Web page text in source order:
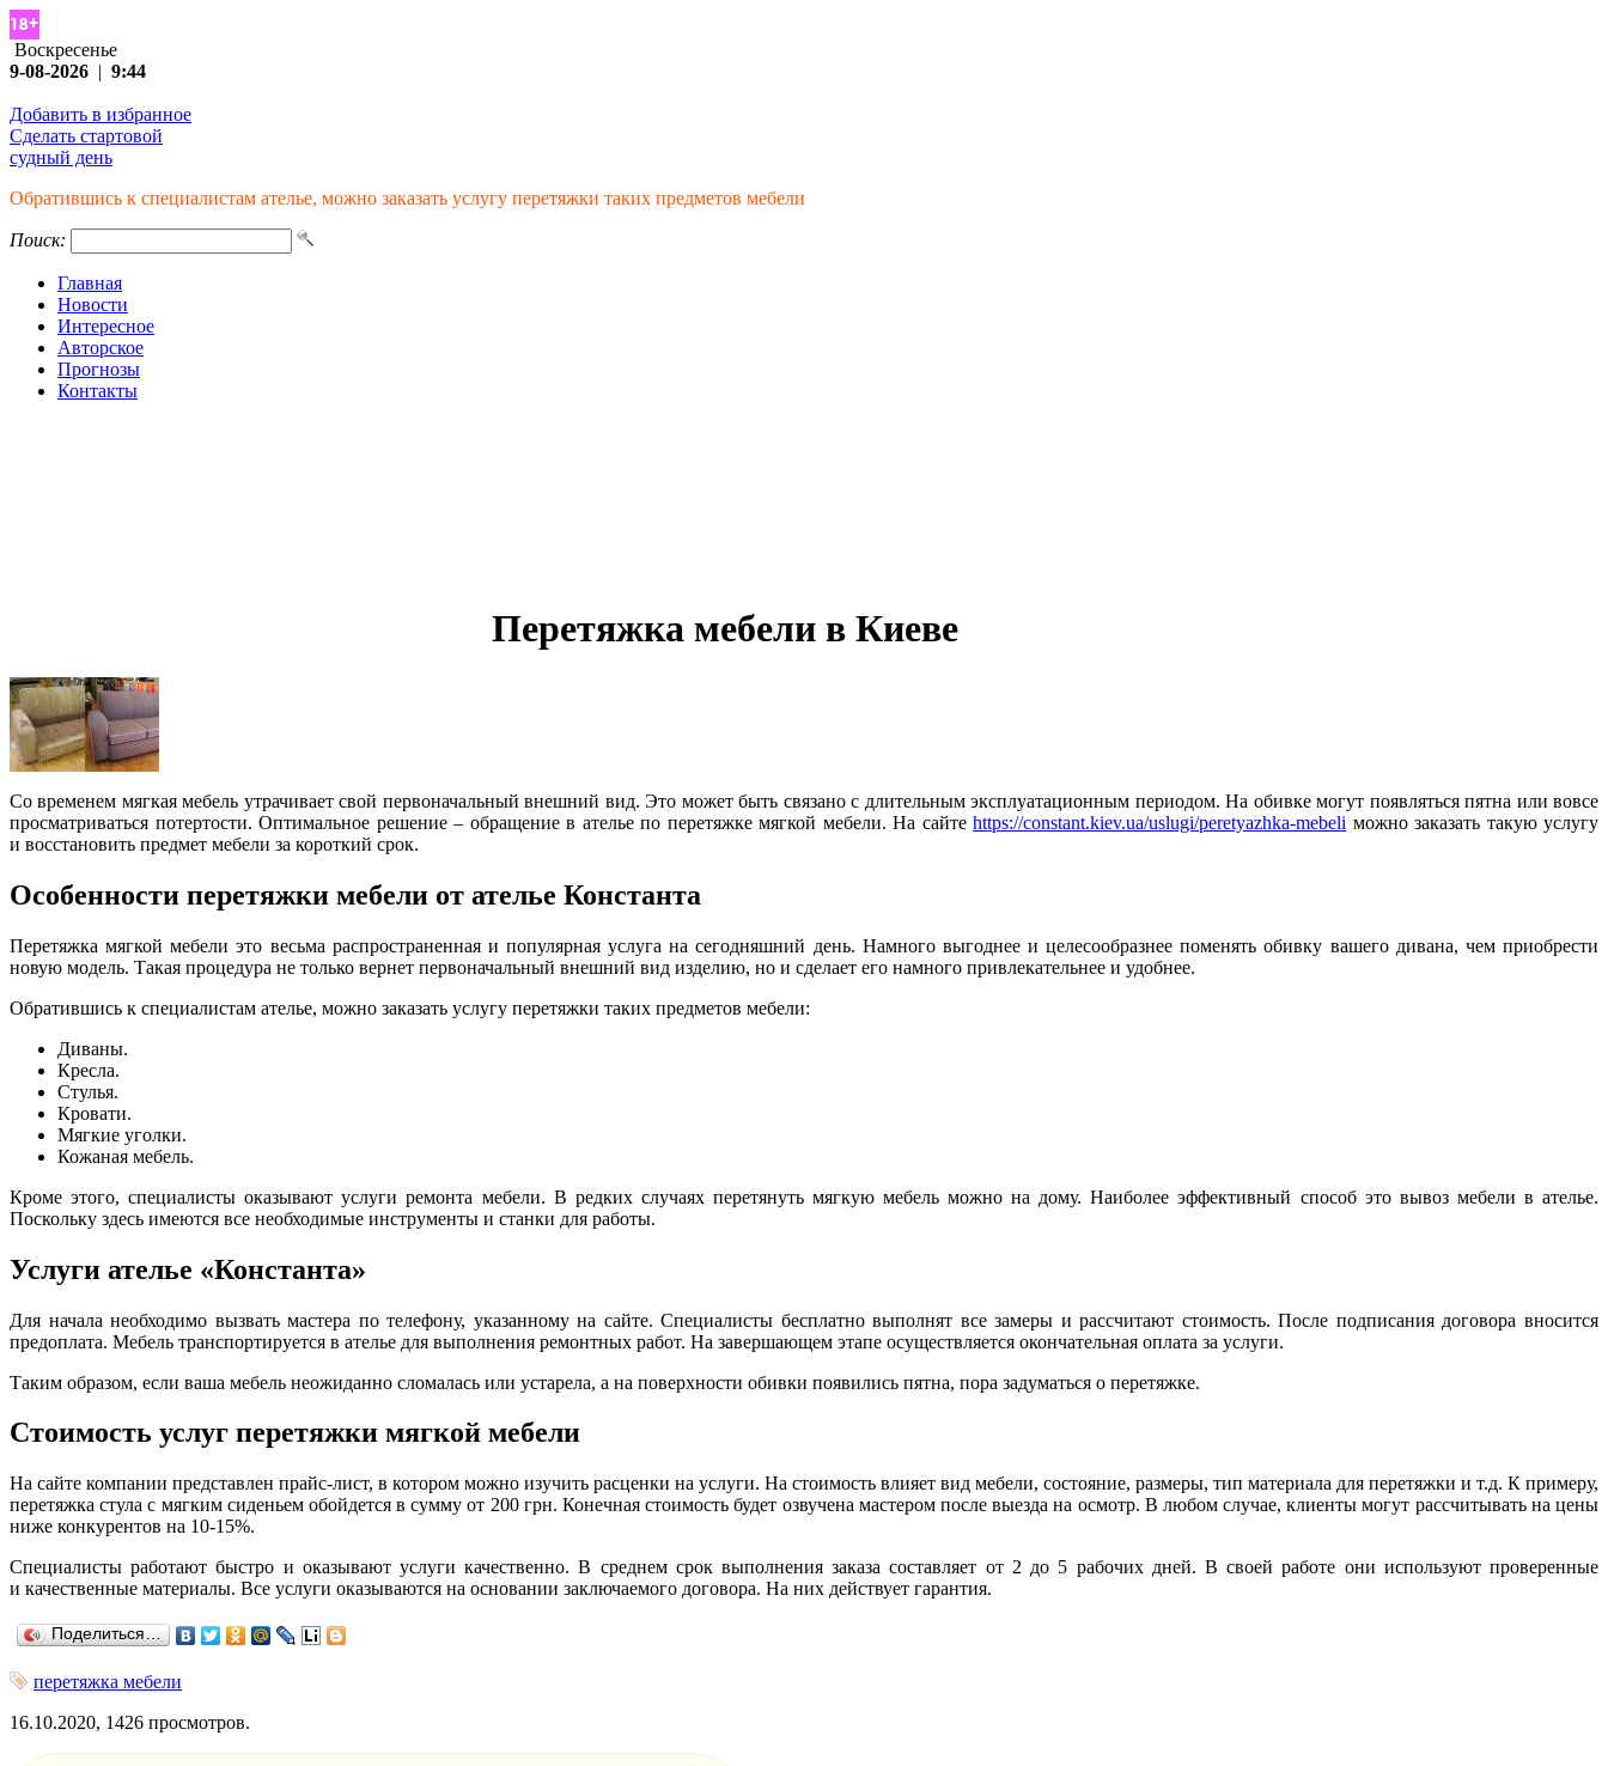
Воскресенье
9-08-2026 | 9:44
Добавить в избранное
Сделать стартовой
судный день
Обратившись к специалистам ателье, можно заказать услугу перетяжки таких предметов мебели
Поиск:
Главная
Новости
Интересное
Авторское
Прогнозы
Контакты
Перетяжка мебели в Киеве
Со временем мягкая мебель утрачивает свой первоначальный внешний вид. Это может быть связано с длительным эксплуатационным периодом. На обивке могут появляться пятна или вовсе
просматриваться потертости. Оптимальное решение – обращение в ателье по перетяжке мягкой мебели. На сайте https://constant.kiev.ua/uslugi/peretyazhka-mebeli можно заказать такую услугу
и восстановить предмет мебели за короткий срок.
Особенности перетяжки мебели от ателье Константа
Перетяжка мягкой мебели это весьма распространенная и популярная услуга на сегодняшний день. Намного выгоднее и целесообразнее поменять обивку вашего дивана, чем приобрести
новую модель. Такая процедура не только вернет первоначальный внешний вид изделию, но и сделает его намного привлекательнее и удобнее.
Обратившись к специалистам ателье, можно заказать услугу перетяжки таких предметов мебели:
Диваны.
Кресла.
Стулья.
Кровати.
Мягкие уголки.
Кожаная мебель.
Кроме этого, специалисты оказывают услуги ремонта мебели. В редких случаях перетянуть мягкую мебель можно на дому. Наиболее эффективный способ это вывоз мебели в ателье.
Поскольку здесь имеются все необходимые инструменты и станки для работы.
Услуги ателье «Константа»
Для начала необходимо вызвать мастера по телефону, указанному на сайте. Специалисты бесплатно выполнят все замеры и рассчитают стоимость. После подписания договора вносится
предоплата. Мебель транспортируется в ателье для выполнения ремонтных работ. На завершающем этапе осуществляется окончательная оплата за услуги.
Таким образом, если ваша мебель неожиданно сломалась или устарела, а на поверхности обивки появились пятна, пора задуматься о перетяжке.
Стоимость услуг перетяжки мягкой мебели
На сайте компании представлен прайс-лист, в котором можно изучить расценки на услуги. На стоимость влияет вид мебели, состояние, размеры, тип материала для перетяжки и т.д. К примеру,
перетяжка стула с мягким сиденьем обойдется в сумму от 200 грн. Конечная стоимость будет озвучена мастером после выезда на осмотр. В любом случае, клиенты могут рассчитывать на цены
ниже конкурентов на 10-15%.
Специалисты работают быстро и оказывают услуги качественно. В среднем срок выполнения заказа составляет от 2 до 5 рабочих дней. В своей работе они используют проверенные
и качественные материалы. Все услуги оказываются на основании заключаемого договора. На них действует гарантия.
Поделиться…
перетяжка мебели
16.10.2020, 1426 просмотров.